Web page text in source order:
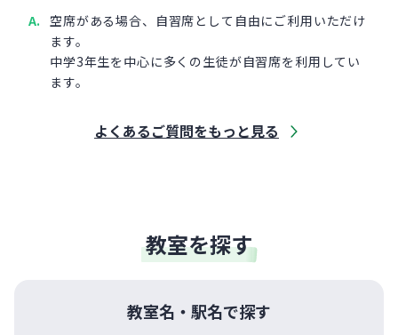
空席がある場合、自習席として自由にご利用いただけ
ます。
中学3年生を中心に多くの生徒が自習席を利用してい
ます。
よくあるご質問をもっと見る
教室を探す
教室名・駅名で探す